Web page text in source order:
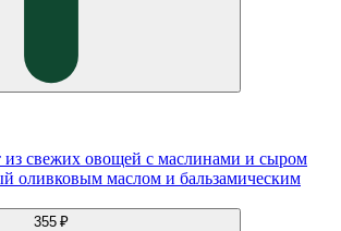
из свежих овощей с маслинами и сыром
оливковым маслом и бальзамическим
355 ₽